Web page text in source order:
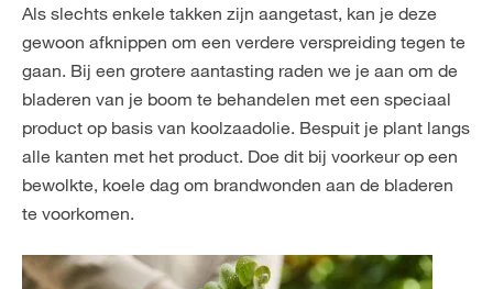
Als slechts enkele takken zijn aangetast, kan je deze
gewoon afknippen om een verdere verspreiding tegen te
gaan. Bij een grotere aantasting raden we je aan om de
bladeren van je boom te behandelen met een speciaal
product op basis van koolzaadolie. Bespuit je plant langs
alle kanten met het product. Doe dit bij voorkeur op een
bewolkte, koele dag om brandwonden aan de bladeren
te voorkomen.